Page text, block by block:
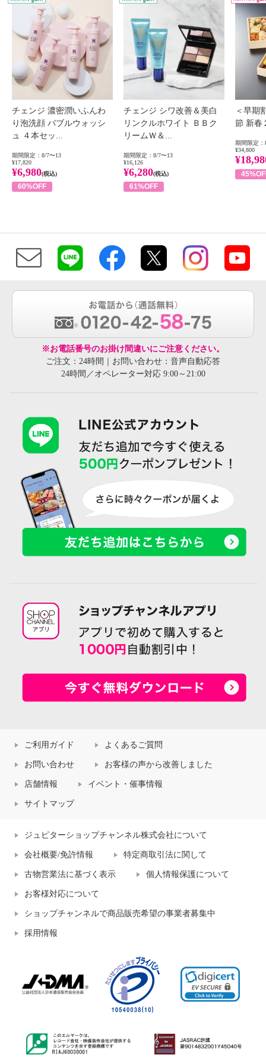
チェンジ 濃密潤いふんわ
り泡洗顔 バブルウォッシ
ュ ４本セッ...
期間限定：8/7〜13
¥17,820
¥6,980(税込)
60%OFF
チェンジ シワ改善＆美白
リンクルホワイト ＢＢク
リームＷ＆...
期間限定：8/7〜13
¥16,126
¥6,280(税込)
61%OFF
＜早期
節 新春
期間限定：
¥34,800
※お電話番号のお掛け間違いにご注意ください。
ご注文：24時間｜お問い合わせ：音声自動応答
24時間／オペレーター対応 9:00～21:00
ご利用ガイド よくあるご質問
お問い合わせ お客様の声から改善しました
店舗情報 イベント・催事情報
サイトマップ
ジュピターショップチャンネル株式会社について
会社概要/免許情報 特定商取引法に関して
古物営業法に基づく表示 個人情報保護について
お客様対応について
ショップチャンネルで商品販売希望の事業者募集中
採用情報